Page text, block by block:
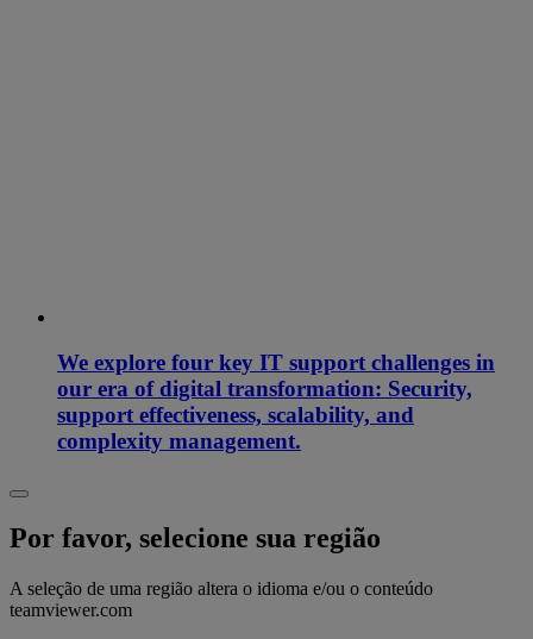
We explore four key IT support challenges in
our era of digital transformation: Security,
support effectiveness, scalability, and
complexity management.
Por favor, selecione sua região
A seleção de uma região altera o idioma e/ou o conteúdo
teamviewer.com